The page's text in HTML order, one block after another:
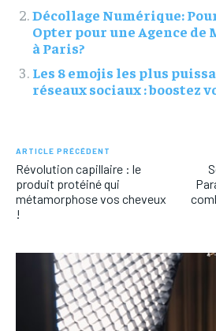
Décollage Numérique:
Opter pour une Agence
à Paris?
Les 8 emojis les plus
réseaux sociaux : boostez
ARTICLE PRÉCÉDENT
Révolution capillaire : le
produit protéiné qui
métamorphose vos cheveux
!